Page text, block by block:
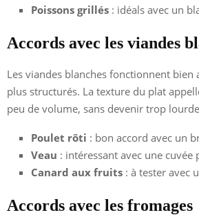
Poissons grillés : idéals avec un
Accords avec les viandes
Les viandes blanches fonctionnent bien
plus structurés. La texture du plat
peu de volume, sans devenir trop
Poulet rôti : bon accord avec un
Veau : intéressant avec une cuvée
Canard aux fruits : à tester avec
Accords avec les fromages